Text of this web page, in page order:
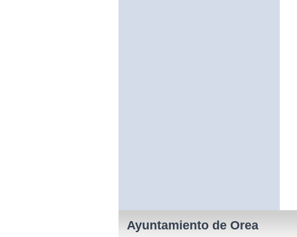
Ayuntamiento de Orea